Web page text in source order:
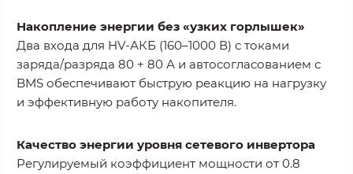
Накопление энергии без «узких горлышек»
Два входа для HV-АКБ (160–1000 В) с токами
заряда/разряда 80 + 80 А и автосогласованием с
BMS обеспечивают быструю реакцию на нагрузку
и эффективную работу накопителя.
Качество энергии уровня сетевого инвертора
Регулируемый коэффициент мощности от 0.8